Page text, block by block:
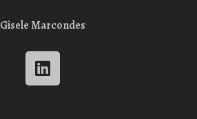
Gisele Marcondes